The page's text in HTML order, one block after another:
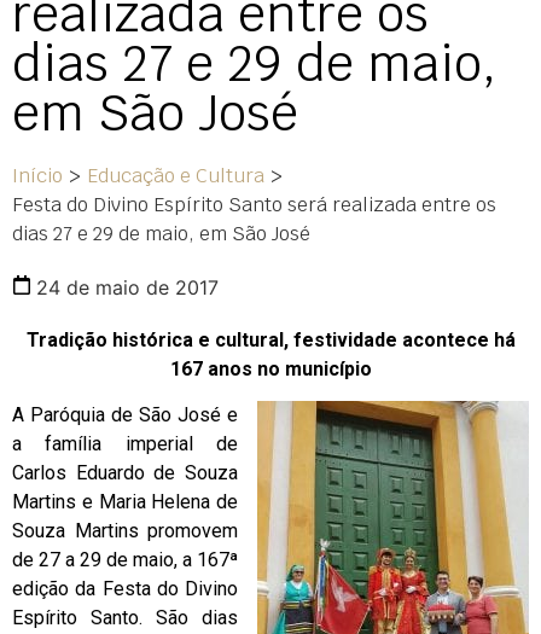
realizada entre os
dias 27 e 29 de maio,
em São José
Início > Educação e Cultura >
Festa do Divino Espírito Santo será realizada entre os
dias 27 e 29 de maio, em São José
24 de maio de 2017
Tradição histórica e cultural, festividade acontece há
167 anos no município
A Paróquia de São José e
a família imperial de
Carlos Eduardo de Souza
Martins e Maria Helena de
Souza Martins promovem
de 27 a 29 de maio, a 167ª
edição da Festa do Divino
Espírito Santo. São dias